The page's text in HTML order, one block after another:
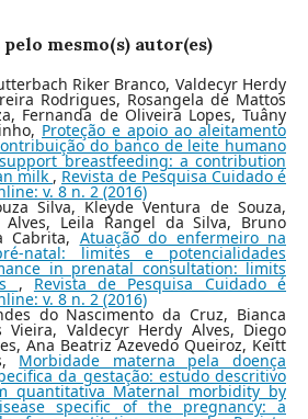
mesmo(s) autor(es)
Riker Branco, Valdecyr Herdy
Rodrigues, Rosangela de Mattos
Fernanda de Oliveira Lopes, Tuâny
Proteção e apoio ao aleitamento
do banco de leite humano
breastfeeding: a contribution
milk,Revista de Pesquisa Cuidado é
v. 8 n. 2 (2016)
Silva, Kleyde Ventura de Souza,
Alves, Leila Rangel da Silva, Bruno
Cabrita, Atuação do enfermeiro na
natal: limites e potencialidades
in prenatal consultation: limits
,Revista de Pesquisa Cuidado é
v. 8 n. 2 (2016)
do Nascimento da Cruz, Bianca
Vieira, Valdecyr Herdy Alves, Diego
Ana Beatriz Azevedo Queiroz, Keitt
Morbidade materna pela doença
da gestação: estudo descritivo
quantitativa Maternal morbidity by
specific of the pregnancy: a